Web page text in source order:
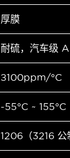
厚膜
耐硫，汽车级
±100ppm/°C
-55°C ~ 155°C
1206（3216 公